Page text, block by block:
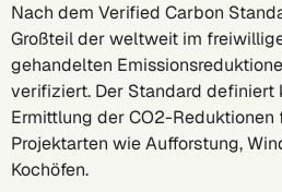
Nach dem Verified Carbon
Großteil der weltweit im
gehandelten
verifiziert. Der Standard definiert
Ermittlung der CO2-
Projektarten wie Aufforstung,
Kochöfen.